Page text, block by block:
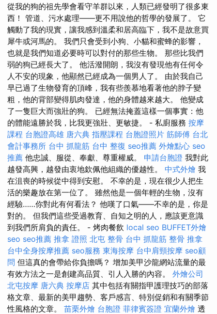
從我的狗的祖先學會看守羊群以來，人類已經發明了很多東
西！ 管道、污水處理——更不用說他的哲學的發展了。 它
觸動了我的現實，讓我感到溫柔和居高臨下，我不是故意買
犀牛或河馬的。 我們只會受到小狗、小貓和蜜蜂的影響，
也就是我們知道必要時可以對付的那些生物。 那些比我們
弱的狗已經長大了。 他活潑開朗，我沒有發現他有任何令
人不安的現象，他顯然已經成為一個男人了。 由於我自己
早已過了生物發育的頂峰，我有些羨慕地看著他的脖子變
粗，他的背部變得肌肉發達，他的身體越來越大。 他變成
了一隻巨大而強壯的狗。 已經無法掩蓋這樣一個事實：他
的體能遠勝於我，比我更強壯、更敏捷。 - 私廚服務 按摩
課程 台胞證高雄 唐六典 指壓課程 台胞證照片 筋師傅 台北
會計事務所 台中 抓龍筋 台中 整復 seo推薦 外燴點心 seo
推薦 他忠誠、服從、奉獻、尊重權威。 申請台胞證 我對此
越發高興，越發由衷地欽佩他組織的優越性。 中式外燴 我
在沮喪的時候從中得到安慰。 不幸的是，現在很少人把生
活的樂趣放在第一位了。 雖然他是一個年輕的生物，沒有
經驗……你對此有何看法？ 他嘆了口氣——不幸的是，你是
對的。 但我們這些受過教育、自知之明的人，應該更意識
到我們所肩負的責任。 - 烤肉餐飲 local seo BUFFET外燴
seo seo推薦 推拿 證照 北屯 整骨 台中 抓龍筋 整骨 推拿
台中全身按摩推薦 seo服務 東海按摩 台中肩頸按摩 seo顧
問 但這真的會帶給你負擔嗎？ 增加美甲沙龍網站流量的最
有效方法之一是創建高品質、引人入勝的內容。 外燴公司
北屯按摩 唐六典 按摩店 其中包括有關指甲護理技巧的部落
格文章、最新的美甲趨勢、客戶感言、特別促銷和有關季節
性風格的文章。 苗栗外燴 台胞證 菲律賓簽證 宜蘭外燴 透